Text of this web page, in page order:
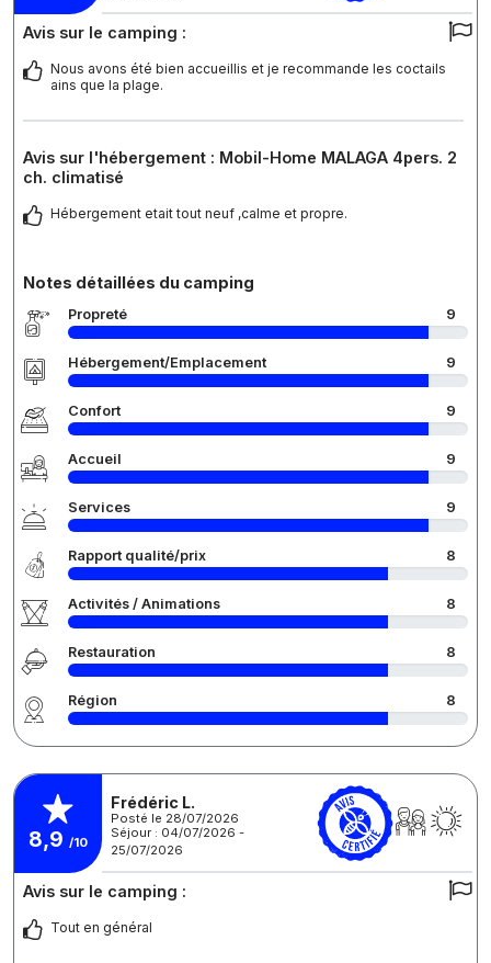
Avis sur le camping :
Nous avons été bien accueillis et je recommande les coctails
ains que la plage.
Avis sur l'hébergement : Mobil-Home MALAGA 4pers. 2
ch. climatisé
Hébergement etait tout neuf ,calme et propre.
Notes détaillées du camping
Propreté 9
Hébergement/Emplacement 9
Confort 9
Accueil 9
Services 9
Rapport qualité/prix 8
Activités / Animations 8
Restauration 8
Région 8
8,9 /10
Frédéric L.
Posté le 28/07/2026
Séjour : 04/07/2026 -
25/07/2026
Avis sur le camping :
Tout en général